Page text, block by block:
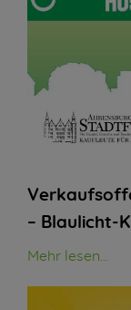
– Blaulicht-
Mehr lesen...